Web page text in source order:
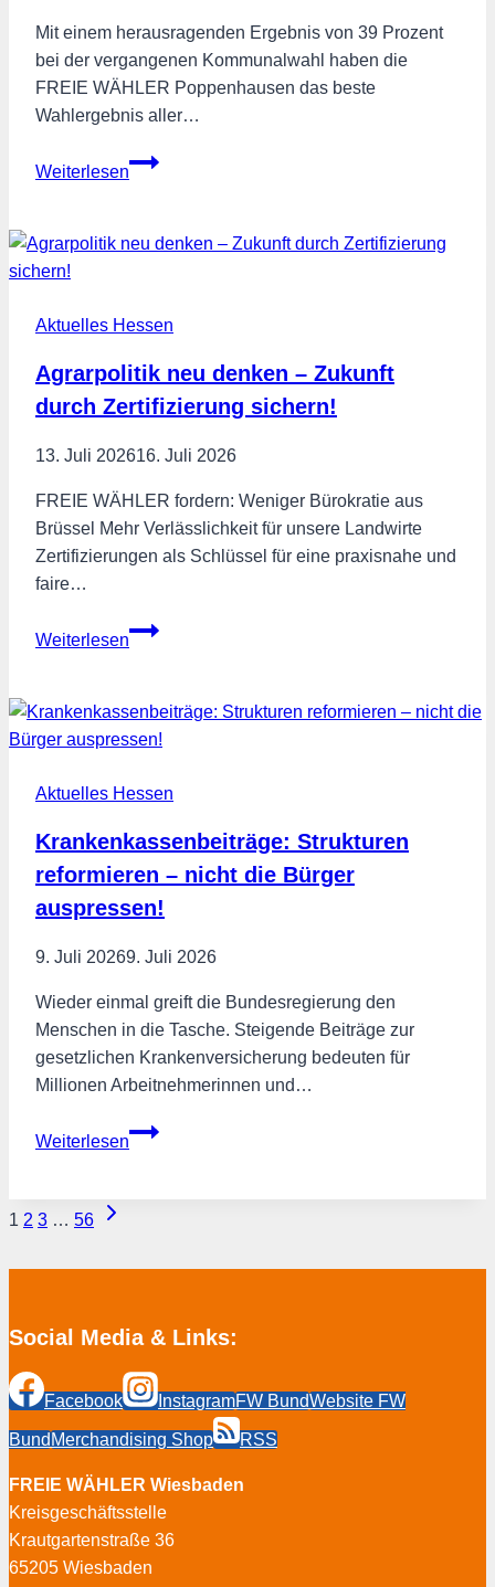
Mit einem herausragenden Ergebnis von 39 Prozent
bei der vergangenen Kommunalwahl haben die
FREIE WÄHLER Poppenhausen das beste
Wahlergebnis aller…
Weiterlesen
39
die
Poppenhausen
Landesvorsitzender
Engin
besucht
Hessens
erfolgreichsten
Ortsverband
Aktuelles Hessen
Agrarpolitik neu denken – Zukunft
durch Zertifizierung sichern!
13. Juli 202616. Juli 2026
FREIE WÄHLER fordern: Weniger Bürokratie aus
Brüssel Mehr Verlässlichkeit für unsere Landwirte
Zertifizierungen als Schlüssel für eine praxisnahe und
faire…
Weiterlesen
Agrarpolitik
–
Zukunft
Zertifizierung
Aktuelles Hessen
Krankenkassenbeiträge: Strukturen
reformieren – nicht die Bürger
auspressen!
9. Juli 20269. Juli 2026
Wieder einmal greift die Bundesregierung den
Menschen in die Tasche. Steigende Beiträge zur
gesetzlichen Krankenversicherung bedeuten für
Millionen Arbeitnehmerinnen und…
Weiterlesen
Krankenkassenbeiträge:
die
Seitennavigation
1 2 3 … 56
Nächste
Social Media & Links:
Facebook InstagramFW BundWebsite FW
Bund Merchandising Shop RSS
FREIE WÄHLER Wiesbaden
Kreisgeschäftsstelle
Krautgartenstraße 36
65205 Wiesbaden